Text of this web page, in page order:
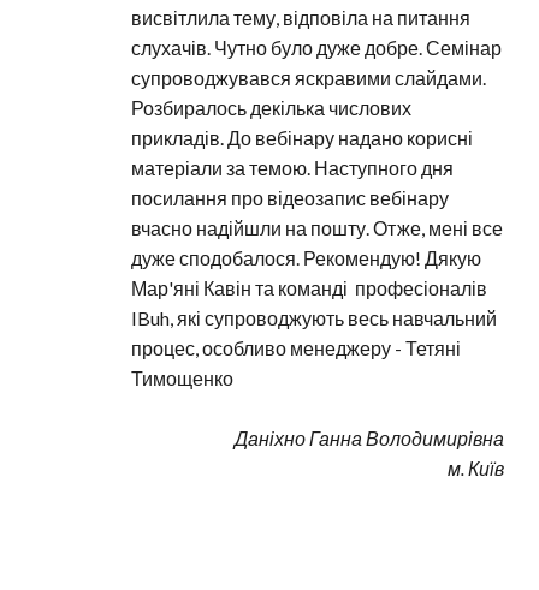
висвітлила тему, відповіла на питання
слухачів. Чутно було дуже добре. Семінар
супроводжувався яскравими слайдами.
Розбиралось декілька числових
прикладів. До вебінару надано корисні
матеріали за темою. Наступного дня
посилання про відеозапис вебінару
вчасно надійшли на пошту. Отже, мені все
дуже сподобалося. Рекомендую! Дякую
Мар'яні Кавін та команді  професіоналів
IBuh, які супроводжують весь навчальний
процес, особливо менеджеру - Тетяні
Тимощенко
Даніхно Ганна Володимирівна
м. Київ